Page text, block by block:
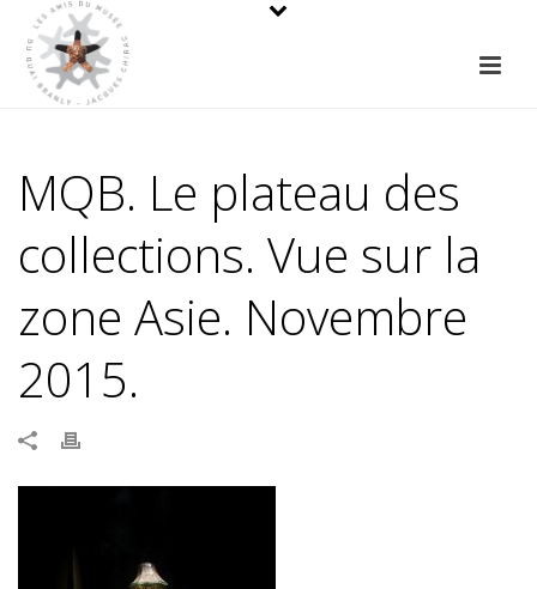
MQB. Le plateau des
collections. Vue sur la
zone Asie. Novembre
2015.